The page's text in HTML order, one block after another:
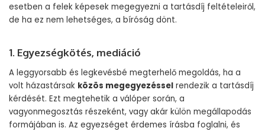
esetben a felek képesek megegyezni a tartásdíj feltételeiről,
de ha ez nem lehetséges, a bíróság dönt.
1. Egyezségkötés, mediáció
A leggyorsabb és legkevésbé megterhelő megoldás, ha a
volt házastársak közös megegyezéssel rendezik a tartásdíj
kérdését. Ezt megtehetik a válóper során, a
vagyonmegosztás részeként, vagy akár külön megállapodás
formájában is. Az egyezséget érdemes írásba foglalni, és